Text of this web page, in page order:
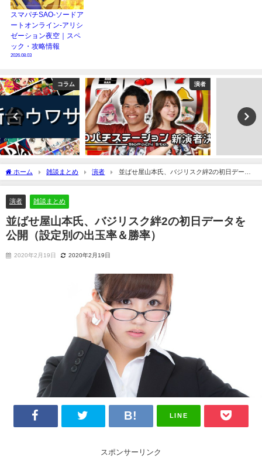
スマパチSAO-ソードア
ートオンライン-アリシ
ゼーション夜空｜スペ
ック・攻略情報
2026.08.03
演者
ホーム 雑談まとめ 演者
並ばせ屋山本氏、バジリスク絆2の初日データ
を公開（設定別の出玉率＆勝率）
演者 雑談まとめ
並ばせ屋山本氏、バジリスク絆2の初日データを
公開（設定別の出玉率＆勝率）
2020年2月19日 2020年2月19日
LINE
スポンサーリンク